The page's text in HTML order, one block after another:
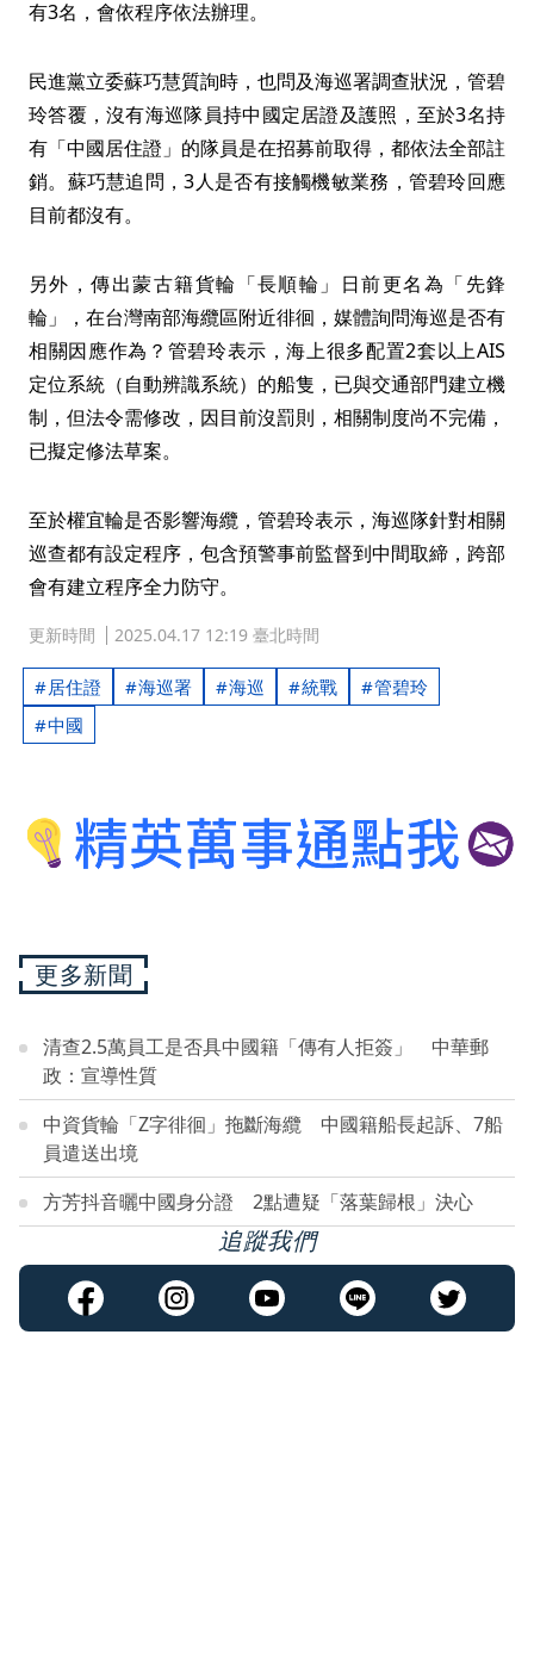
有3名，會依程序依法辦理。
民進黨立委蘇巧慧質詢時，也問及海巡署調查狀況，管碧
玲答覆，沒有海巡隊員持中國定居證及護照，至於3名持
有「中國居住證」的隊員是在招募前取得，都依法全部註
銷。蘇巧慧追問，3人是否有接觸機敏業務，管碧玲回應
目前都沒有。
另外，傳出蒙古籍貨輪「長順輪」日前更名為「先鋒
輪」，在台灣南部海纜區附近徘徊，媒體詢問海巡是否有
相關因應作為？管碧玲表示，海上很多配置2套以上AIS
定位系統（自動辨識系統）的船隻，已與交通部門建立機
制，但法令需修改，因目前沒罰則，相關制度尚不完備，
已擬定修法草案。
至於權宜輪是否影響海纜，管碧玲表示，海巡隊針對相關
巡查都有設定程序，包含預警事前監督到中間取締，跨部
會有建立程序全力防守。
更新時間 2025.04.17 12:19 臺北時間
居住證 海巡署 海巡 統戰
管碧玲
中國
更多新聞
清查2.5萬員工是否具中國籍「傳有人拒簽」 中華郵
政：宣導性質
中資貨輪「Z字徘徊」拖斷海纜 中國籍船長起訴、7船
員遣送出境
方芳抖音曬中國身分證 2點遭疑「落葉歸根」決心
追蹤我們